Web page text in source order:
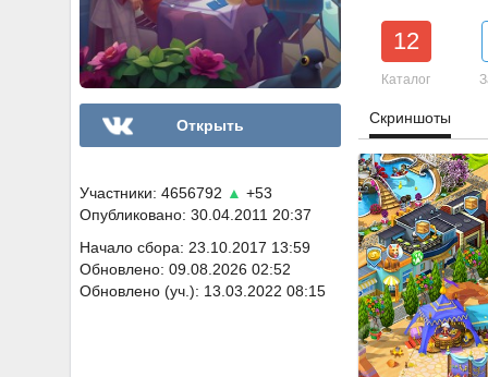
Открыть
Участники: 4656792 ▲ +53
Опубликовано: 30.04.2011 20:37
Начало сбора: 23.10.2017 13:59
Обновлено: 09.08.2026 02:52
Обновлено (уч.): 13.03.2022 08:15
12
Каталог
Скриншоты